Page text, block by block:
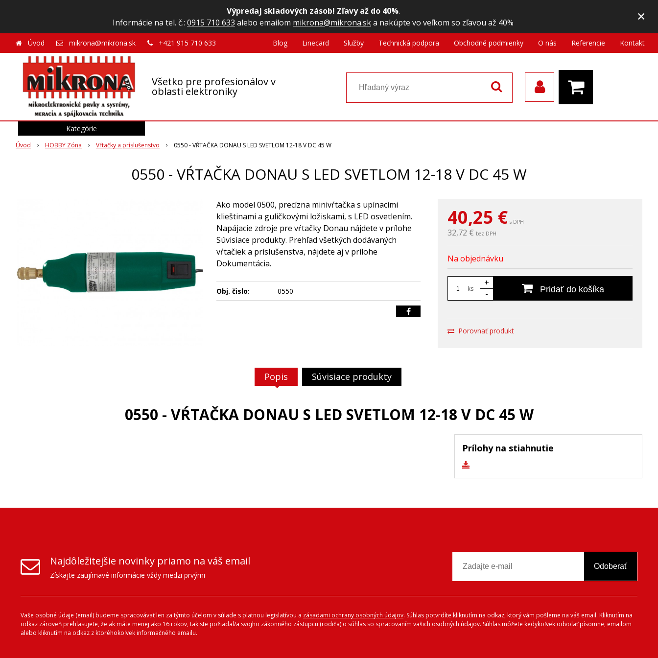
Výpredaj skladových zásob! Zľavy až do 40%.
Informácie na tel. č.: 0915 710 633 alebo emailom mikrona@mikrona.ska nakúpte vo veľkom so zľavou až 40% ×
Všetko pre profesionálov v
oblasti elektroniky
Úvod mikrona@mikrona.sk +421 915 710 633 Blog Linecard Služby Technická podpora Obchodné podmienky O nás Referencie Kontakt
Úvod HOBBY Zóna Vŕtačky a príslušenstvo 0550 - VŔTAČKA DONAU S LED SVETLOM 12-18 V DC 45 W
0550 - VŔTAČKA DONAU S LED SVETLOM 12-18 V DC 45 W
40,25 € s DPH
32,72 € bez DPH
Na objednávku
ks
+
-
Pridať do košíka
Porovnať produkt
Ako model 0500, precízna minivŕtačka s upínacími
klieštinami a guličkovými ložiskami, s LED osvetlením.
Napájacie zdroje pre vŕtačky Donau nájdete v prílohe
Súvisiace produkty. Prehľad všetkých dodávaných
vŕtačiek a príslušenstva, nájdete aj v prílohe
Dokumentácia.
Obj. čislo: 0550
Popis Súvisiace produkty
0550 - VŔTAČKA DONAU S LED SVETLOM 12-18 V DC 45 W
Prílohy na stiahnutie
Kategórie
Najdôležitejšie novinky priamo na váš email
Získajte zaujímavé informácie vždy medzi prvými
Odoberať
Vaše osobné údaje (email) budeme spracovávať len za týmto účelom v súlade s platnou legislatívou a zásadami ochrany osobných údajov. Súhlas potvrdíte kliknutím na odkaz, ktorý vám pošleme na váš email. Kliknutím na
odkaz zároveň prehlasujete, že ak máte menej ako 16 rokov, tak ste požiadal/a svojho zákonného zástupcu (rodiča) o súhlas so spracovaním vašich osobných údajov. Súhlas môžete kedykoľvek odvolať písomne, emailom
alebo kliknutím na odkaz z ktoréhokoľvek informačného emailu.